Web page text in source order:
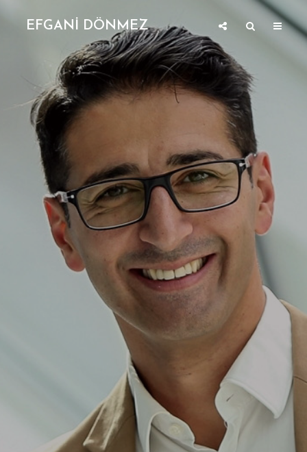
EFGANİ DÖNMEZ